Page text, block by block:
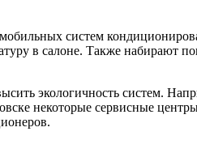
систем
в салоне. Также набирают
экологичность систем.
некоторые сервисные